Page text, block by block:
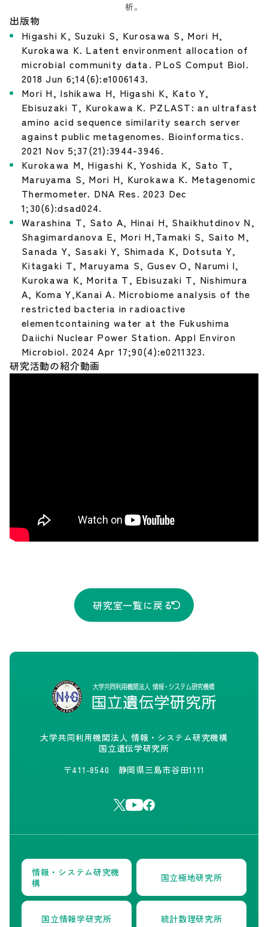
析。
出版物
Higashi K, Suzuki S, Kurosawa S, Mori H,
Kurokawa K. Latent environment allocation of
microbial community data. PLoS Comput Biol.
2018 Jun 6;14(6):e1006143.
Mori H, Ishikawa H, Higashi K, Kato Y,
Ebisuzaki T, Kurokawa K. PZLAST: an ultrafast
amino acid sequence similarity search server
against public metagenomes. Bioinformatics.
2021 Nov 5;37(21):3944-3946.
Kurokawa M, Higashi K, Yoshida K, Sato T,
Maruyama S, Mori H, Kurokawa K. Metagenomic
Thermometer. DNA Res. 2023 Dec
1;30(6):dsad024.
Warashina T, Sato A, Hinai H, Shaikhutdinov N,
Shagimardanova E, Mori H,Tamaki S, Saito M,
Sanada Y, Sasaki Y, Shimada K, Dotsuta Y,
Kitagaki T, Maruyama S, Gusev O, Narumi I,
Kurokawa K, Morita T, Ebisuzaki T, Nishimura
A, Koma Y,Kanai A. Microbiome analysis of the
restricted bacteria in radioactive
elementcontaining water at the Fukushima
Daiichi Nuclear Power Station. Appl Environ
Microbiol. 2024 Apr 17;90(4):e0211323.
研究活動の紹介動画
研究室一覧に戻る
大学共同利用機関法人 情報・システム研究機構
国立遺伝学研究所
〒411-8540 静岡県三島市谷田1111
情報・システム研究機
構
国立極地研究所
国立情報学研究所 統計数理研究所